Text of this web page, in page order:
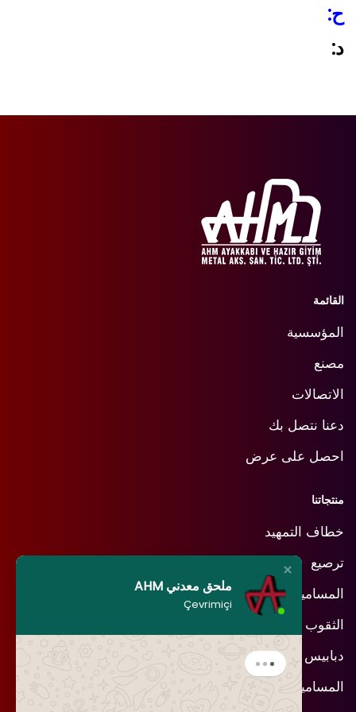
ح:
د:
القائمة
المؤسسية
مصنع
الاتصالات
دعنا نتصل بك
احصل على عرض
منتجاتنا
خطاف التمهيد
ترصيع
المسامير الجينز
الثقوب
دبابيس
المسامير
ملحق معدني AHM
Çevrimiçi